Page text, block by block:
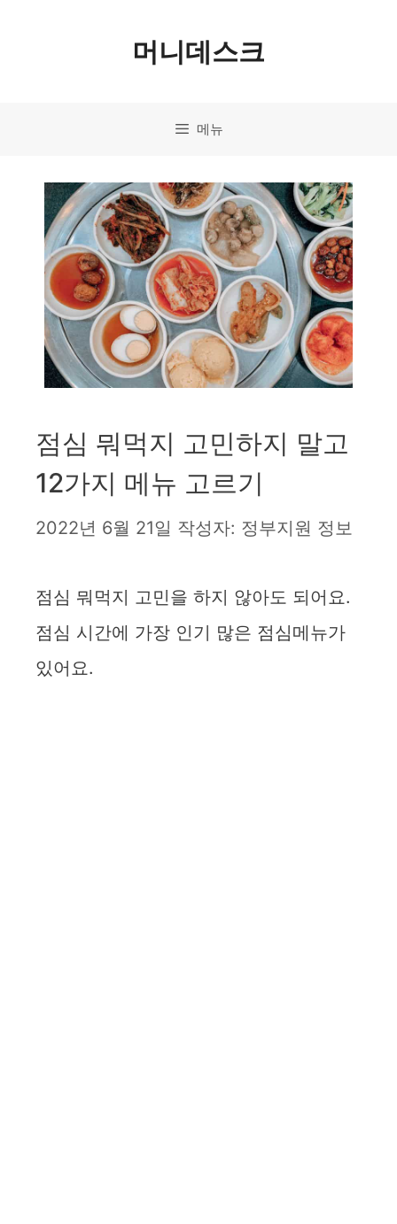
머니데스크
메뉴
점심 뭐먹지 고민하지 말고
12가지 메뉴 고르기
2022년 6월 21일 작성자: 정부지원 정보
점심 뭐먹지 고민을 하지 않아도 되어요.
점심 시간에 가장 인기 많은 점심메뉴가
있어요.